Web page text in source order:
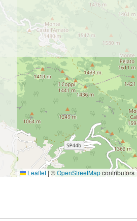
Leaflet | ©OpenStreetMapcontributors